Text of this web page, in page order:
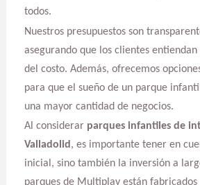
todos.
Nuestros presupuestos son
asegurando que los clientes
del costo. Además, ofrecemos
para que el sueño de un parque
una mayor cantidad de negocios.
Al considerar parques infantiles de
Valladolid , es importante tener en
inicial, sino también la inversión a
parques de Multiplay están